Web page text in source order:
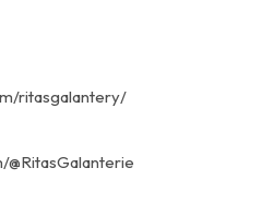
ritasgalantery/